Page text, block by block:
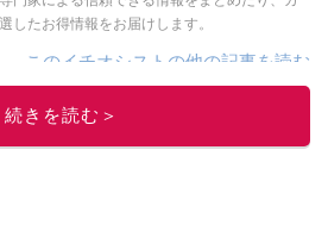
したお得情報をお届けします。
このイチオシストの他の記事を読む
続きを読む＞